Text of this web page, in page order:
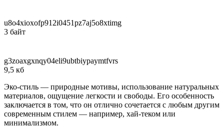
u8o4xioxofp912i0451pz7aj5o8xtimg
3 байт
g3zoaxgxnqy04eli9ubtbiypaymtfvrs
9,5 кб
Эко-стиль — природные мотивы, использование натуральных
материалов, ощущение легкости и свободы. Его особенность
заключается в том, что он отлично сочетается с любым другим
современным стилем — например, хай-теком или
минимализмом.